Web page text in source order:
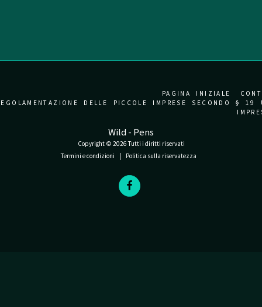
Wild - Pens
Copyright © 2026 Tutti i diritti riservati
Termini e condizioni | Politica sulla riservatezza
PAGINA INIZIALE
DELLE PICCOLE IMPRESE SECONDO § 19